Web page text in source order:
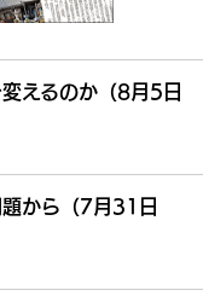
えるのか（8月5日
から（7月31日